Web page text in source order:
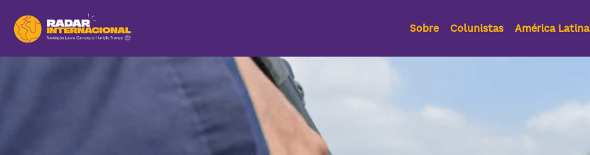
Sobre Colunistas América Latina